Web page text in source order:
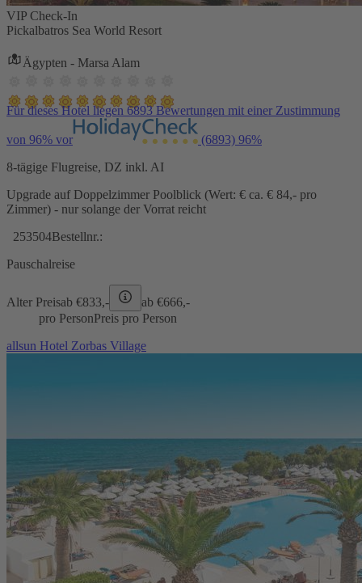
VIP Check-In
Pickalbatros Sea World Resort
Ägypten - Marsa Alam
Für dieses Hotel liegen 6893 Bewertungen mit einer Zustimmung
von 96% vor (6893) 96%
8-tägige Flugreise, DZ inkl. AI
Upgrade auf Doppelzimmer Poolblick (Wert: € ca. € 84,- pro
Zimmer) - nur solange der Vorrat reicht
253504Bestellnr.:
Pauschalreise
Alter Preisab €833,- ab €666,-
pro PersonPreis pro Person
allsun Hotel Zorbas Village